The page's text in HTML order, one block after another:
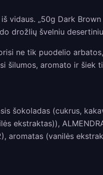
vidaus. „50g Dark
drožlių švelniu
ne tik puodelio
šilumos, aromato ir šiek
šokoladas (cukrus,
ekstraktas)),
aromatas (vanilės